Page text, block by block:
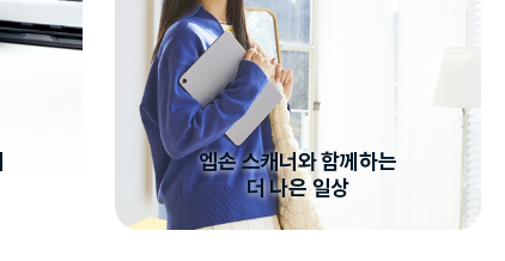
엡손 스캐너와 함께하는
더 나은 일상